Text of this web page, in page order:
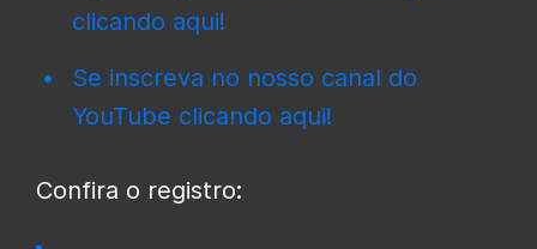
clicando aqui!
Se inscreva no nosso canal do
YouTube clicando aqui!
Confira o registro: